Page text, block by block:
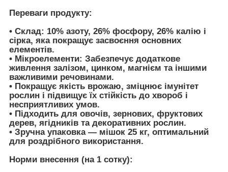
Переваги продукту:
• Склад: 10% азоту, 26% фосфору, 26% калію і
сірка, яка покращує засвоєння основних
елементів.
• Мікроелементи: Забезпечує додаткове
живлення залізом, цинком, магнієм та іншими
важливими речовинами.
• Покращує якість врожаю, зміцнює імунітет
рослин і підвищує їх стійкість до хвороб і
несприятливих умов.
• Підходить для овочів, зернових, фруктових
дерев, ягідників та декоративних рослин.
• Зручна упаковка — мішок 25 кг, оптимальний
для роздрібного використання.
Норми внесення (на 1 сотку):